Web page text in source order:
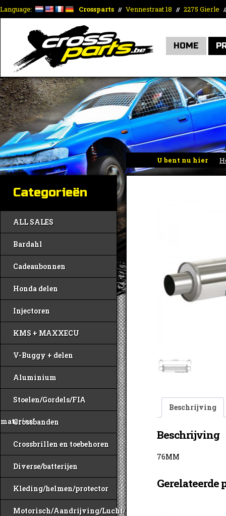
Language: Crossparts // Vennestraat 18 // 2275 Gierle
HOME
U bent nu hier
Categorieën
ALL SALES
Bardahl
Cadeaubonnen
Honda delen
Injectoren
KMS + MAXXECU
V-Buggy + delen
Aluminium
Stoelen/Gordels/FIA
materiaal
Crossbanden
Crossbrillen en toebehoren
Diverse/batterijen
Kleding/helmen/protector
Motorisch/Aandrijving/Lucht/Benzine
Beschrijving
Beschrijving
76MM
Gerelateerde